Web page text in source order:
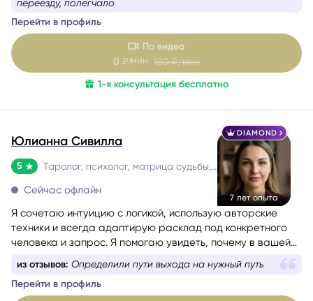
переезду, полегчало
Перейти в профиль
По видео
0 ₽/мин180 ₽/мин
1-я консультация бесплатно
DIAMOND
7 лет опыта
Юлианна Сивилла
5 Таролог, психолог, матрица судьбы, нумеролог, астролог
Сейчас офлайн
Я сочетаю интуицию с логикой, использую авторские
техники и всегда адаптирую расклад под конкретного
человека и запрос. Я помогаю увидеть, почему в вашей
ресурсный путь и получить конкретные шаги, чтобы
двигаться дальше с уверенностью.
из отзывов: Определили пути выхода на нужный путь
Перейти в профиль